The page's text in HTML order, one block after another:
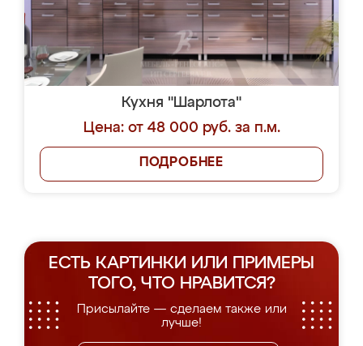
Кухня "Шарлота"
Цена: от 48 000 руб. за п.м.
ПОДРОБНЕЕ
ЕСТЬ КАРТИНКИ ИЛИ ПРИМЕРЫ
ТОГО, ЧТО НРАВИТСЯ?
Присылайте — сделаем также или
лучше!